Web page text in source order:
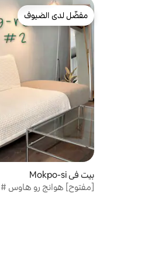
مفضّل لدى الضيوف
مفضّل لدى الضيوف
بيت في Mokpo-si
[مفتوح] هوانج رو هاوس # 2